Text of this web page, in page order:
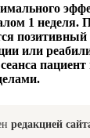
1 неделя.
позитивный
или
редакцией